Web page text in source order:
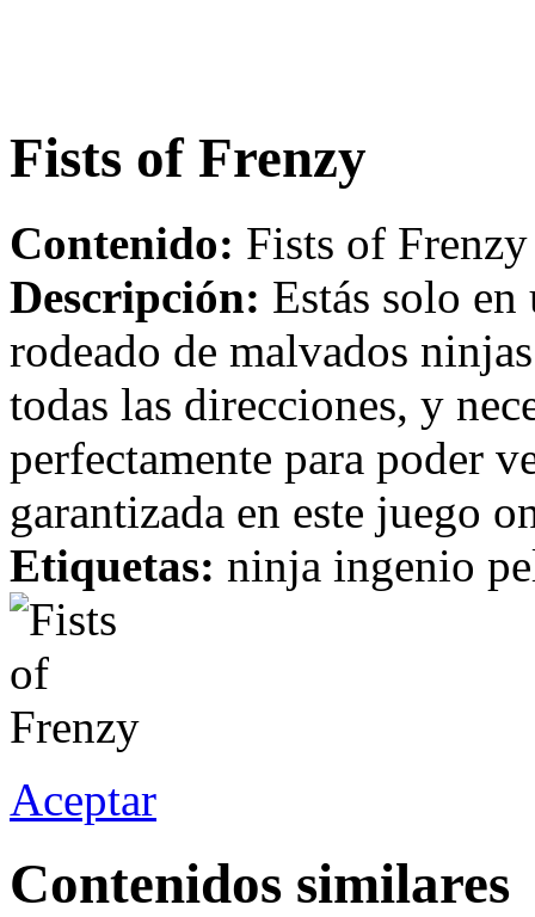
Fists of Frenzy
Contenido: Fists of
Descripción: Estás solo
rodeado de malvados
todas las direcciones, y
perfectamente para poder
garantizada en este juego
Etiquetas: ninja ingenio
Aceptar
Contenidos similares